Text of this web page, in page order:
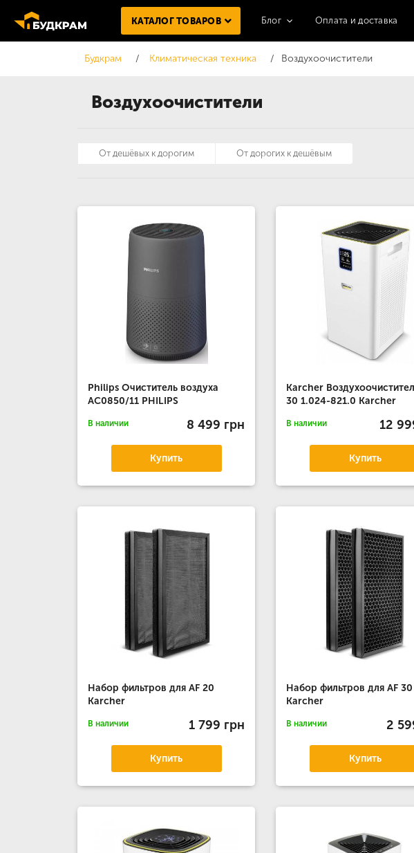
Воздухоочистители
КАТАЛОГ ТОВАРОВ Блог Оплата и доставка
Будкрам Климатическая техника Воздухоочистители
Philips Очиститель воздуха
AC0850/11 PHILIPS
В наличии 8 499 грн
Купить
Karcher
30 1.024-821.0 Karcher
В наличии 12
Купить
Набор фильтров для AF 20
Karcher
В наличии 1 799 грн
Купить
Набор фильтров для AF 30
Karcher
В наличии 2
Купить
От дешёвых к дорогим От дорогих к дешёвым